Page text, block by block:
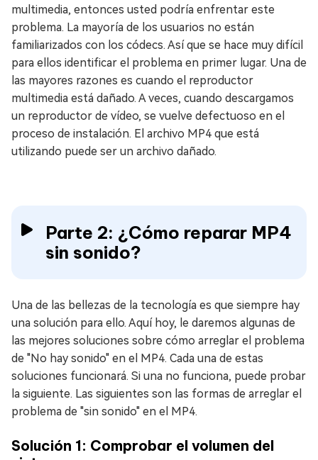
multimedia, entonces usted podría enfrentar este
problema. La mayoría de los usuarios no están
familiarizados con los códecs. Así que se hace muy difícil
para ellos identificar el problema en primer lugar. Una de
las mayores razones es cuando el reproductor
multimedia está dañado. A veces, cuando descargamos
un reproductor de vídeo, se vuelve defectuoso en el
proceso de instalación. El archivo MP4 que está
utilizando puede ser un archivo dañado.
Parte 2: ¿Cómo reparar MP4
sin sonido?
Una de las bellezas de la tecnología es que siempre hay
una solución para ello. Aquí hoy, le daremos algunas de
las mejores soluciones sobre cómo arreglar el problema
de "No hay sonido" en el MP4. Cada una de estas
soluciones funcionará. Si una no funciona, puede probar
la siguiente. Las siguientes son las formas de arreglar el
problema de "sin sonido" en el MP4.
Solución 1: Comprobar el volumen del